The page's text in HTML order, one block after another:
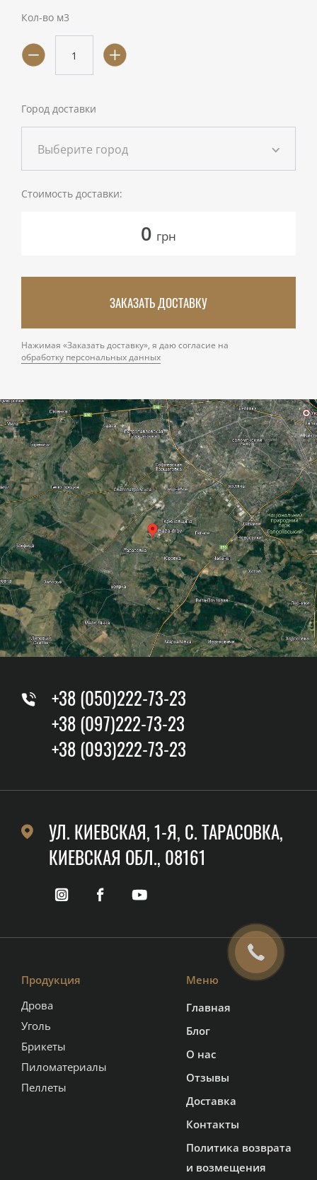
Кол-во м3
Город доставки
Выберите город
Стоимость доставки:
0 грн
ЗАКАЗАТЬ ДОСТАВКУ
Нажимая «Заказать доставку», я даю согласие на
обработку персональных данных
+38 (050)222-73-23
+38 (097)222-73-23
+38 (093)222-73-23
УЛ. КИЕВСКАЯ, 1-Я, C. ТАРАСОВКА,
КИЕВСКАЯ ОБЛ., 08161
Продукция
Дрова
Уголь
Брикеты
Пиломатериалы
Пеллеты
Меню
Главная
Блог
О нас
Отзывы
Доставка
Контакты
Политика возврата
и возмещения